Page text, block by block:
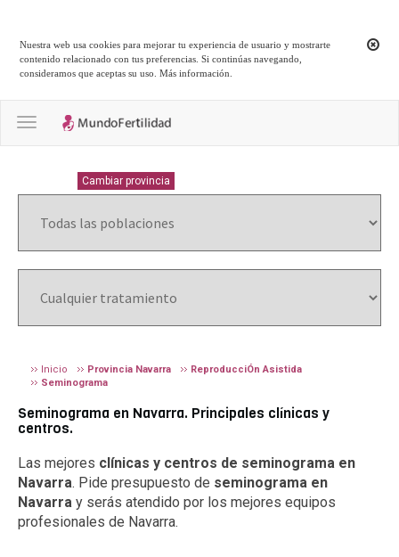
Nuestra web usa cookies para mejorar tu experiencia de usuario y mostrarte
contenido relacionado con tus preferencias. Si continúas navegando,
consideramos que aceptas su uso.Más información
Toggle navigation
Cambiar provincia
Inicio Provincia Navarra
ReproducciÓn Asistida
Seminograma
Seminograma en Navarra. Principales clínicas y
centros.
Las mejores clínicas y centros de seminograma en
Navarra. Pide presupuesto de seminograma en
Navarra y serás atendido por los mejores equipos
profesionales de Navarra.